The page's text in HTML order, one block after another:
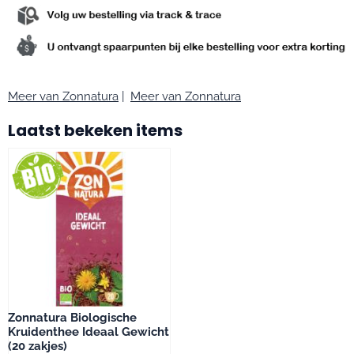
Meer van Zonnatura Meer van Zonnatura
Laatst bekeken items
Zonnatura Biologische
Kruidenthee Ideaal Gewicht
(20 zakjes)